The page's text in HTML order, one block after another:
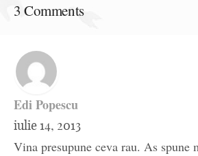
3 Comments
Edi Popescu
iulie 14, 2013
Vina presupune ceva rau. As spune